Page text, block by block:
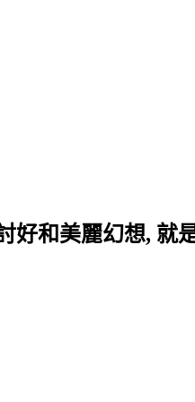
好和美麗幻想, 就